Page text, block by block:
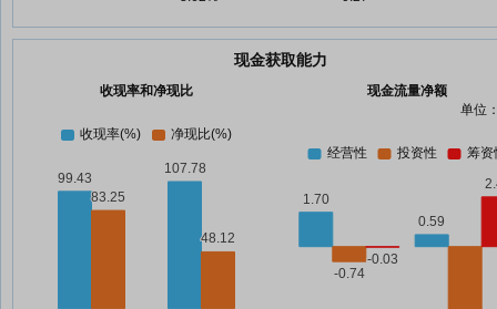
现金获取能力
收现率和净现比
现金流量净额
单位